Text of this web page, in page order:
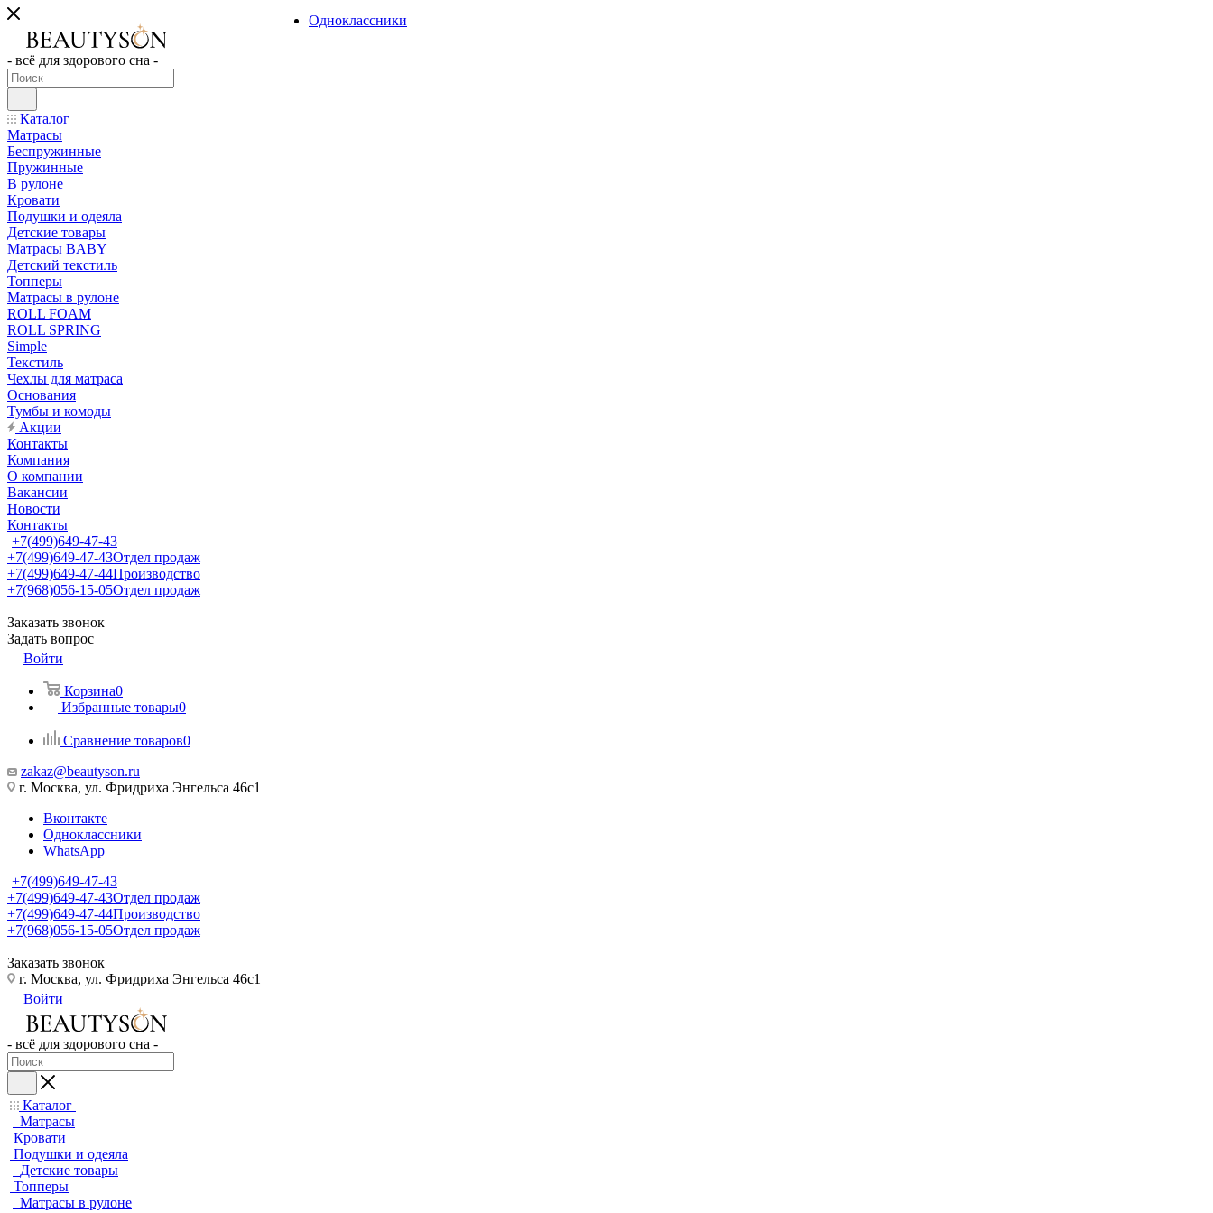
- всё для здорового сна -
Каталог
Матрасы
Беспружинные
Пружинные
В рулоне
Кровати
Подушки и одеяла
Детские товары
Матрасы BABY
Детский текстиль
Топперы
Матрасы в рулоне
ROLL FOAM
ROLL SPRING
Simple
Текстиль
Чехлы для матраса
Основания
Тумбы и комоды
Акции
Контакты
Компания
О компании
Вакансии
Новости
Контакты
+7(499)649-47-43
+7(499)649-47-43Отдел продаж
+7(499)649-47-44Производство
+7(968)056-15-05Отдел продаж
Заказать звонок
Задать вопрос
Войти
Корзина0
Избранные товары0
Сравнение товаров0
zakaz@beautyson.ru
г. Москва, ул. Фридриха Энгельса 46с1
Вконтакте
Одноклассники
WhatsApp
+7(499)649-47-43
+7(499)649-47-43Отдел продаж
+7(499)649-47-44Производство
+7(968)056-15-05Отдел продаж
Заказать звонок
Одноклассники
г. Москва, ул. Фридриха Энгельса 46с1
Войти
- всё для здорового сна -
Каталог
Матрасы
Кровати
Подушки и одеяла
Детские товары
Топперы
Матрасы в рулоне